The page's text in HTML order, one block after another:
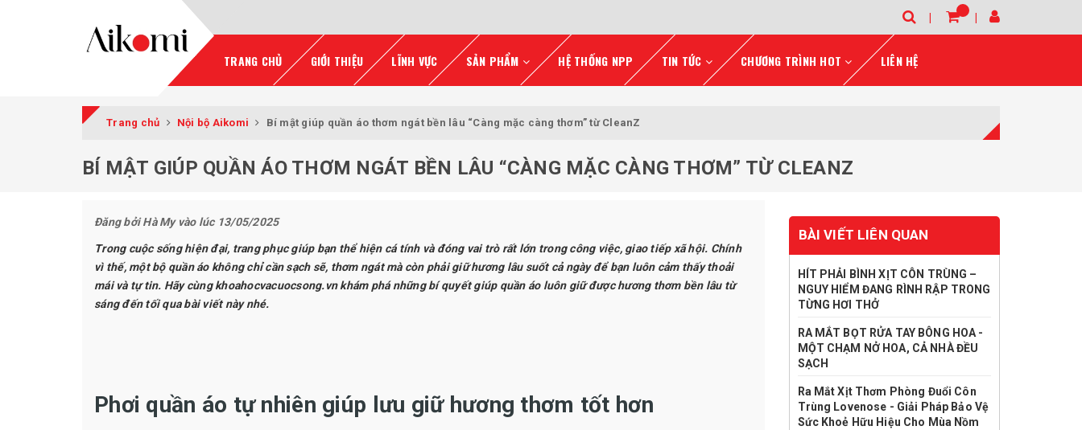
TRANG CHỦ GIỚI THIỆU LĨNH VỰC SẢN PHẨM HỆ THỐNG NPP TIN TỨC CHƯƠNG TRÌNH HOT LIÊN HỆ
Trang chủ Nội bộ Aikomi Bí mật giúp quần áo thơm ngát bền lâu “Càng mặc càng thơm” từ CleanZ
BÍ MẬT GIÚP QUẦN ÁO THƠM NGÁT BỀN LÂU “CÀNG MẶC CÀNG THƠM” TỪ CLEANZ
Đăng bởiHà Myvào lúc 13/05/2025
Trong cuộc sống hiện đại, trang phục giúp bạn thể hiện cá tính và đóng vai trò rất lớn trong công việc, giao tiếp xã hội. Chính
vì thế, một bộ quần áo không chỉ cần sạch sẽ, thơm ngát mà còn phải giữ hương lâu suốt cả ngày để bạn luôn cảm thấy thoải
mái và tự tin. Hãy cùngkhoahocvacuocsong.vnkhám phá những bí quyết giúp quần áo luôn giữ được hương thơm bền lâu từ
sáng đến tối qua bài viết này nhé.
Phơi quần áo tự nhiên giúp lưu giữ hương thơm tốt hơn
BÀI VIẾT LIÊN QUAN
HÍT PHẢI BÌNH XỊT CÔN TRÙNG –
NGUY HIỂM ĐANG RÌNH RẬP TRONG
TỪNG HƠI THỞ
RA MẮT BỌT RỬA TAY BÔNG HOA -
MỘT CHẠM NỞ HOA, CẢ NHÀ ĐỀU
SẠCH
Ra Mắt Xịt Thơm Phòng Đuổi Côn
Trùng Lovenose - Giải Pháp Bảo Vệ
Sức Khoẻ Hữu Hiệu Cho Mùa Nồm